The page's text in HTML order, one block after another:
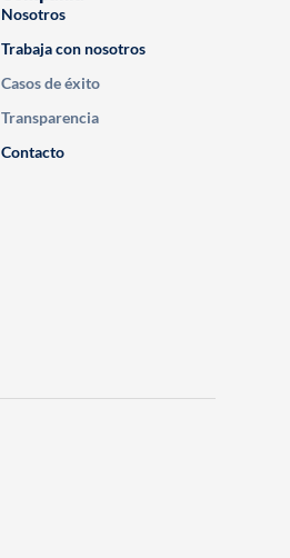
Nosotros
Trabaja con nosotros
Casos de éxito
Transparencia
Contacto